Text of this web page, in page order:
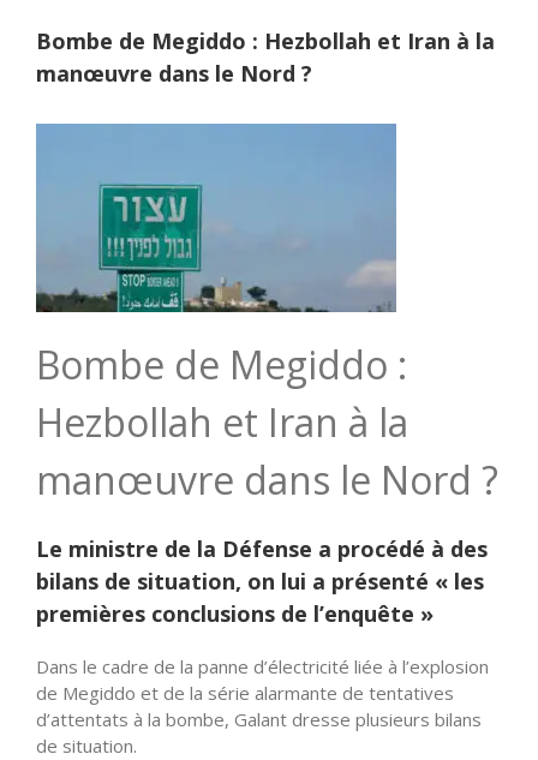
Bombe de Megiddo : Hezbollah et Iran à la
manœuvre dans le Nord ?
Bombe de Megiddo :
Hezbollah et Iran à la
manœuvre dans le Nord ?
Le ministre de la Défense a procédé à des
bilans de situation, on lui a présenté « les
premières conclusions de l’enquête »
Dans le cadre de la panne d’électricité liée à l’explosion
de Megiddo et de la série alarmante de tentatives
d’attentats à la bombe, Galant dresse plusieurs bilans
de situation.